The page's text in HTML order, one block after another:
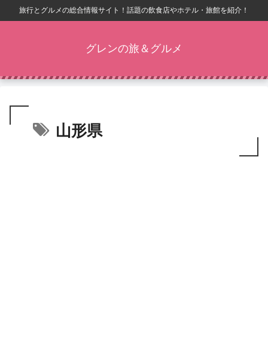
旅行とグルメの総合情報サイト！話題の飲食店やホテル・旅館を紹介！
グレンの旅＆グルメ
山形県